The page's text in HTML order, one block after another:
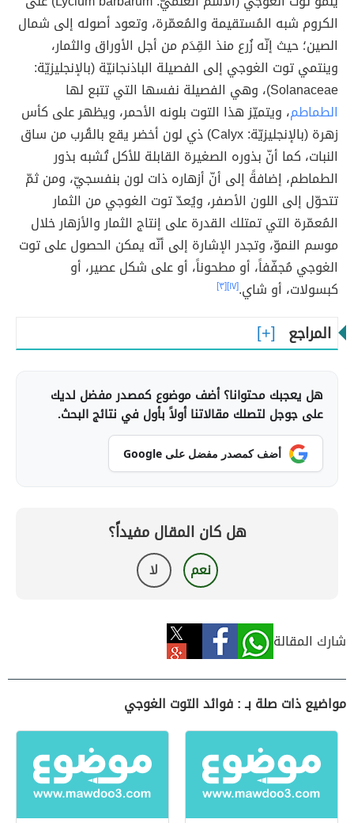
الكروم شبه المُستقيمة والمُعمّرة، وتعود أصوله إلى شمال
الصين؛ حيث إنّه زُرع منذ القِدَم من أجل الأوراق والثمار،
وينتمي توت الغوجي إلى الفصيلة الباذنجانيّة (بالإنجليزيّة:
Solanaceae)، وهي الفصيلة نفسها التي تتبع لها
الطماطم، ويتميّز هذا التوت بلونه الأحمر، ويظهر على كأس
زهرة (بالإنجليزيّة: Calyx) ذي لون أخضر يقع بالقُرب من ساق
النبات، كما أنّ بذوره الصغيرة القابلة للأكل تُشبه بذور
الطماطم، إضافةً إلى أنّ أزهاره ذات لون بنفسجيّ، ومن ثمّ
تتحوّل إلى اللون الأصفر، ويُعدّ توت الغوجي من الثمار
المُعمّرة التي تمتلك القدرة على إنتاج الثمار والأزهار خلال
موسم النموّ، وتجدر الإشارة إلى أنّه يمكن الحصول على توت
الغوجي مُجفّفاً، أو مطحوناً، أو على شكل عصير، أو
كبسولات، أو شاي.[١٧] [٣]
المراجع
هل يعجبك محتوانا؟ أضف موضوع كمصدر مفضل لديك
على جوجل لتصلك مقالاتنا أولاً بأول في نتائج البحث.
أضف كمصدر مفضل على Google
هل كان المقال مفيداً؟
نعم لا
شارك المقالة
مواضيع ذات صلة بـ : فوائد التوت الغوجي